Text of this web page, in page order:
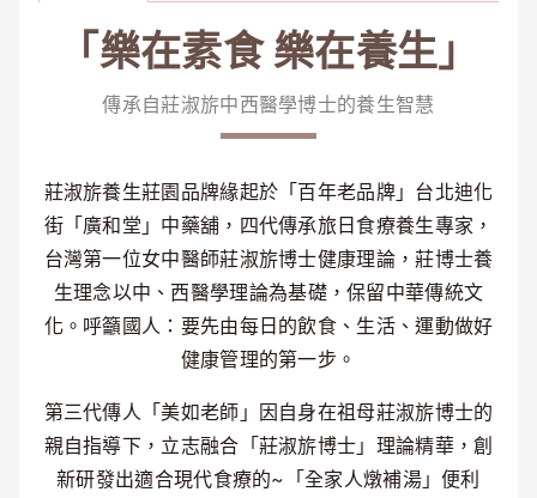
「樂在素食 樂在養生」
傳承自莊淑旂中西醫學博士的養生智慧
莊淑旂養生莊園品牌緣起於「百年老品牌」台北迪化
街「廣和堂」中藥舖，四代傳承旅日食療養生專家，
台灣第一位女中醫師莊淑旂博士健康理論，莊博士養
生理念以中、西醫學理論為基礎，保留中華傳統文
化。呼籲國人：要先由每日的飲食、生活、運動做好
健康管理的第一步。
第三代傳人「美如老師」因自身在祖母莊淑旂博士的
親自指導下，立志融合「莊淑旂博士」理論精華，創
新研發出適合現代食療的~「全家人燉補湯」便利